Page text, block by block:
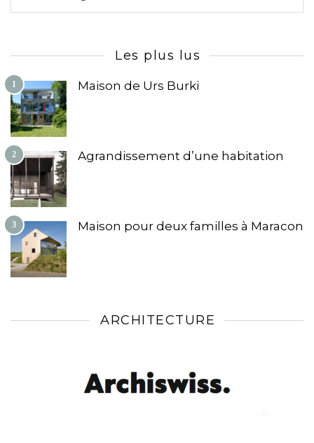
Les plus lus
1 Maison de Urs Burki
2 Agrandissement d’une habitation
3 Maison pour deux familles à Maracon
ARCHITECTURE